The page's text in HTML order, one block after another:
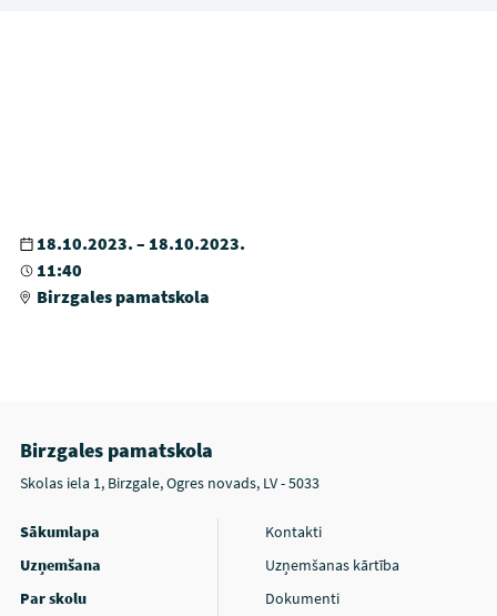
18.10.2023. – 18.10.2023.
11:40
Birzgales pamatskola
Birzgales pamatskola
Skolas iela 1, Birzgale, Ogres novads, LV - 5033
Sākumlapa
Uzņemšana
Par skolu
Kontakti
Uzņemšanas kārtība
Dokumenti